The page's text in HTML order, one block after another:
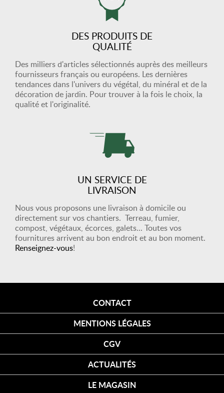
DES PRODUITS DE
QUALITÉ
Des milliers d'articles sélectionnés auprès des meilleurs
fournisseurs français ou européens. Les dernières
tendances dans l'univers du végétal, du minéral et de la
décoration de jardin. Pour trouver à la fois le choix, la
qualité et l'originalité.
UN SERVICE DE
LIVRAISON
Nous vous proposons une livraison à domicile ou
directement sur vos chantiers. Terreau, fumier,
compost, végétaux, écorces, galets... Toutes vos
fournitures arrivent au bon endroit et au bon moment.
Renseignez-vous!
CONTACT
MENTIONS LÉGALES
CGV
ACTUALITÉS
LE MAGASIN